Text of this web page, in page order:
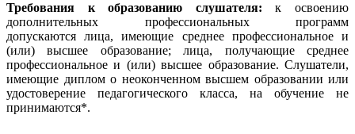
Требования к образованию слушателя:к освоению
дополнительных профессиональных программ
допускаются
лица, имеющие среднее профессиональное и
(или) высшее образование; лица, получающие среднее
профессиональное и (или) высшее образование. Слушатели,
имеющие диплом о неоконченном высшем образовании или
удостоверение педагогического класса, на обучение не
принимаются*.